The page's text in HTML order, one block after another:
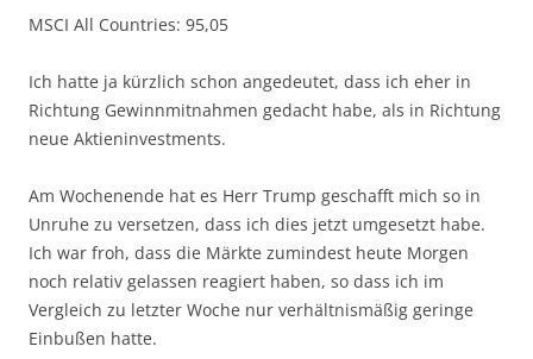
MSCI All Countries: 95,05
Ich hatte ja kürzlich schon angedeutet, dass ich eher in
Richtung Gewinnmitnahmen gedacht habe, als in Richtung
neue Aktieninvestments.
Am Wochenende hat es Herr Trump geschafft mich so in
Unruhe zu versetzen, dass ich dies jetzt umgesetzt habe.
Ich war froh, dass die Märkte zumindest heute Morgen
noch relativ gelassen reagiert haben, so dass ich im
Vergleich zu letzter Woche nur verhältnismäßig geringe
Einbußen hatte.